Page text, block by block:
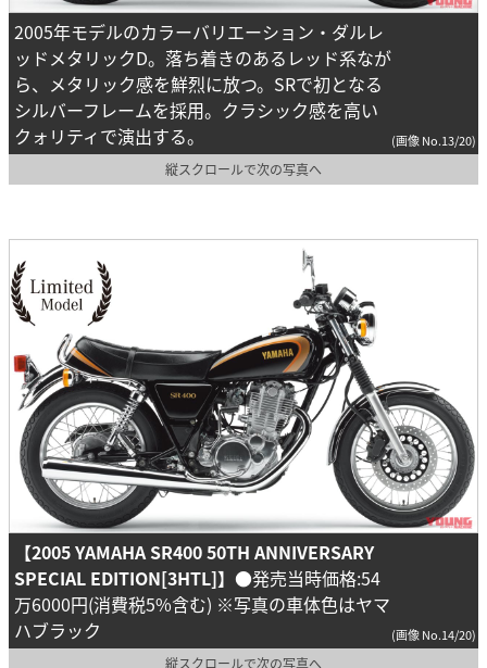
2005年モデルのカラーバリエーション・ダルレ
ッドメタリックD。落ち着きのあるレッド系なが
ら、メタリック感を鮮烈に放つ。SRで初となる
シルバーフレームを採用。クラシック感を高い
クォリティで演出する。
(画像 No.13/20)
縦スクロールで次の写真へ
【2005 YAMAHA SR400 50TH ANNIVERSARY
SPECIAL EDITION[3HTL]】 ●発売当時価格:54
万6000円(消費税5%含む) ※写真の車体色はヤマ
ハブラック
(画像 No.14/20)
縦スクロールで次の写真へ